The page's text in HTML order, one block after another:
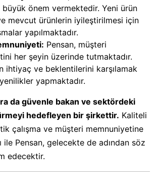
önem vermektedir. Yeni ürün
mevcut ürünlerin iyileştirilmesi için
yapılmaktadır.
Pensan, müşteri
her şeyin üzerinde tutmaktadır.
ihtiyaç ve beklentilerini karşılamak
yapmaktadır.
da güvenle bakan ve sektördeki
hedefleyen bir şirkettir. Kaliteli
çalışma ve müşteri memnuniyetine
ile Pensan, gelecekte de adından söz
edecektir.